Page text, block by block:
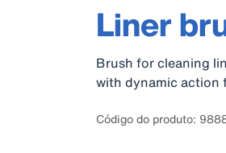
Liner
Brush for cleaning
with dynamic action
Código do produto: